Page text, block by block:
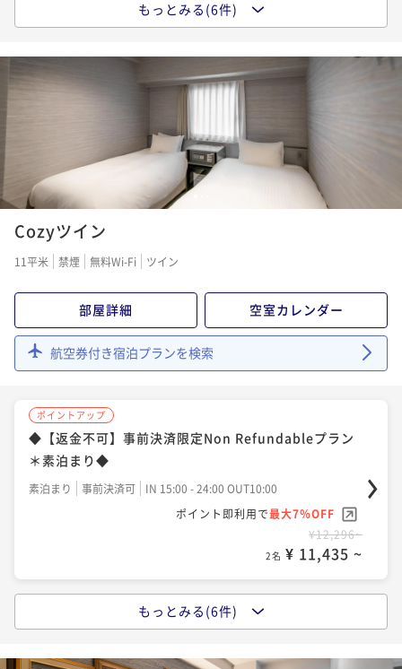
る子＊素泊まり◆
ポイント即利用で最大7％OFF
ポイントアップ
24時間(12時～翌日12時) ロングステイで博多にひた
る子＊素泊まり◆
¥14,850~
2名 ¥ 13,810 ~
ポイントアップ
素泊り◆
素泊まり 現地決済可 事前決済可
IN 15:00 - 24:00 OUT10:00
2名 ¥ 28,391 ~
◆早期割28 28日前までの予約でお得に博多にひたる
子 ＊ 素泊り◆
素泊まり 事前決済可
IN 15:00 - 24:00 OUT10:00
ポイント即利用で
2名 ¥ 9,186 ~
ポイントアップ
◆スタンダードプラン＊素泊まり◆
素泊まり 現地決済可 事前決済可
¥10,976~
2名 ¥ 10,207 ~
◆12時レイトチェックアウト お昼までのんびり博多
にひたる子＊素泊まり◆
素泊まり 現地決済可
ポイント即利用で 最大7％OFF
2名 ¥ 13,332 ~
ポイントアップ
◆13時アーリーチェックイン 少し早めに博多にひた
る子＊素泊まり◆
もっとみる(6件)
Cozyツイン
11平米 禁煙 無料Wi-Fi ツイン
部屋詳細 空室カレンダー
航空券付き宿泊プランを検索
ポイントアップ
◆【返金不可】事前決済限定Non Refundableプラン
＊素泊まり◆
素泊まり 事前決済可
IN 15:00 - 24:00 OUT10:00
ポイント即利用で最大7％OFF
¥12,296~
2名 ¥ 11,435 ~
◆早期割28 28日前までの予約でお得に博多にひたる
子 ＊ 素泊り◆
もっとみる(6件)